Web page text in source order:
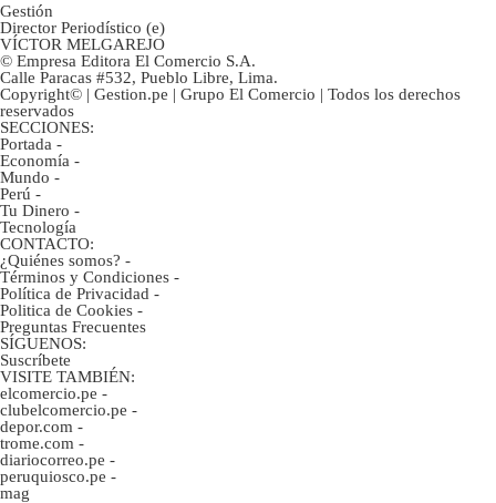
Gestión
Director Periodístico (e)
VÍCTOR MELGAREJO
© Empresa Editora El Comercio S.A.
Calle Paracas #532, Pueblo Libre, Lima.
Copyright© | Gestion.pe | Grupo El Comercio | Todos los derechos
reservados
SECCIONES:
Portada -
Economía -
Mundo -
Perú -
Tu Dinero -
Tecnología
CONTACTO:
¿Quiénes somos? -
Términos y Condiciones -
Política de Privacidad -
Politica de Cookies -
Preguntas Frecuentes
SÍGUENOS:
Suscríbete
VISITE TAMBIÉN:
elcomercio.pe -
clubelcomercio.pe -
depor.com -
trome.com -
diariocorreo.pe -
peruquiosco.pe -
mag